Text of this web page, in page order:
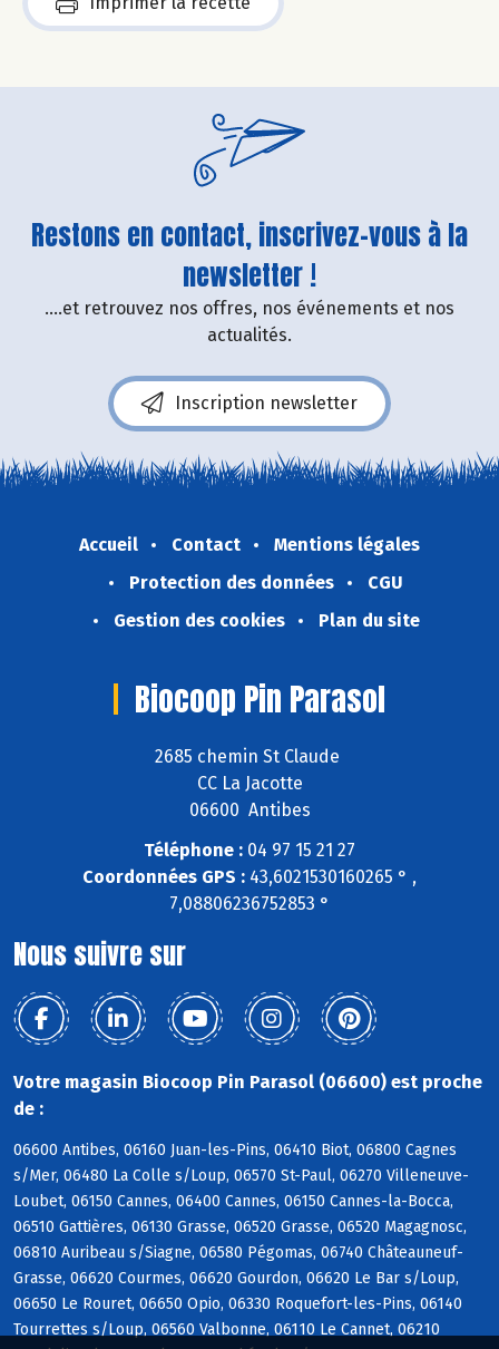
Restons en contact, inscrivez-vous à la
newsletter !
....et retrouvez nos offres, nos événements et nos
actualités.
Inscription newsletter
Accueil Contact
Mentions légales
Protection des données
CGU
Gestion des cookies
Plan du site
Biocoop Pin Parasol
2685 chemin St Claude
CC La Jacotte
06600 Antibes
Téléphone : 04 97 15 21 27
Coordonnées GPS : 43,6021530160265 ° ,
7,08806236752853 °
Nous suivre sur
Votre magasin Biocoop Pin Parasol (06600) est proche
de :
06600 Antibes, 06160 Juan-les-Pins, 06410 Biot, 06800 Cagnes
s/Mer, 06480 La Colle s/Loup, 06570 St-Paul, 06270 Villeneuve-
Loubet, 06150 Cannes, 06400 Cannes, 06150 Cannes-la-Bocca,
06510 Gattières, 06130 Grasse, 06520 Grasse, 06520 Magagnosc,
06810 Auribeau s/Siagne, 06580 Pégomas, 06740 Châteauneuf-
Grasse, 06620 Courmes, 06620 Gourdon, 06620 Le Bar s/Loup,
06650 Le Rouret, 06650 Opio, 06330 Roquefort-les-Pins, 06140
Tourrettes s/Loup, 06560 Valbonne, 06110 Le Cannet, 06210